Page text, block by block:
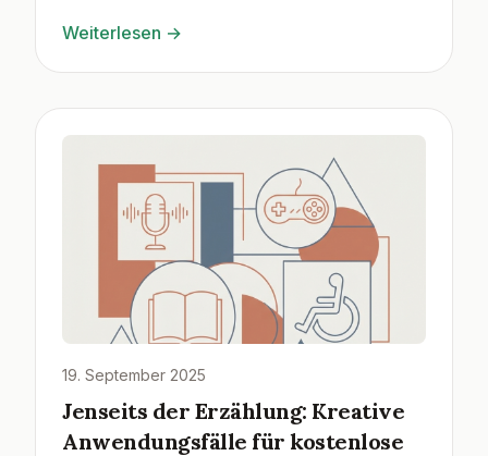
Weiterlesen →
19. September 2025
Jenseits der Erzählung: Kreative
Anwendungsfälle für kostenlose